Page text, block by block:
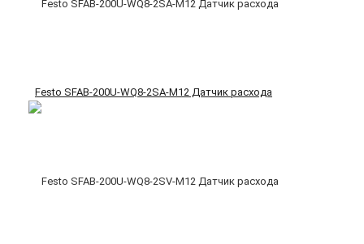
Festo SFAB-200U-WQ8-2SA-M12 Датчик расхода